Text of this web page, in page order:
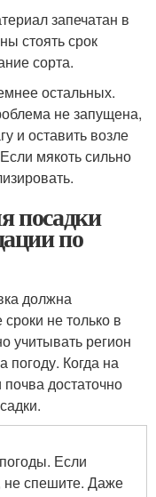
запечатан в
стоять срок
сорта.
остальных.
не запущена,
и оставить возле
мякоть сильно
посадки
по
должна
не только в
учитывать регион
Когда на
достаточно
Если
не спешите. Даже